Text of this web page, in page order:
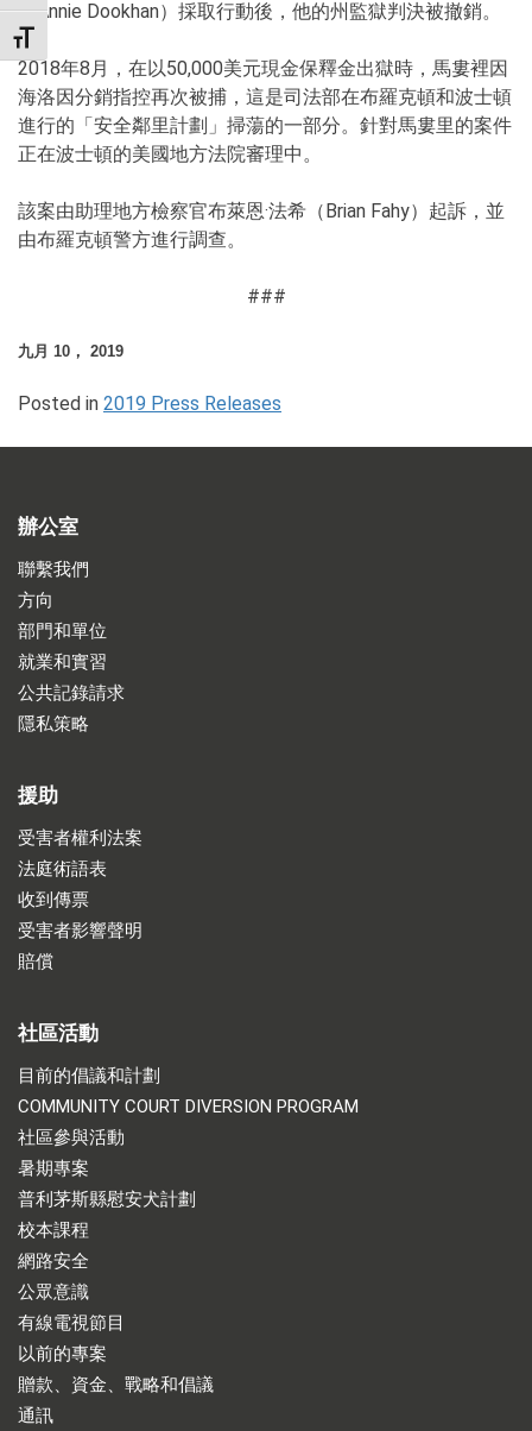
TOGGLE FONT SIZE
（Annie Dookhan）採取行動後，他的州監獄判決被撤銷。
2018年8月，在以50,000美元現金保釋金出獄時，馬婁裡因
海洛因分銷指控再次被捕，這是司法部在布羅克頓和波士頓
進行的「安全鄰里計劃」掃蕩的一部分。針對馬婁里的案件
正在波士頓的美國地方法院審理中。
該案由助理地方檢察官布萊恩·法希（Brian Fahy）起訴，並
由布羅克頓警方進行調查。
###
九月 10， 2019
Posted in 2019 Press Releases
辦公室
聯繫我們
方向
部門和單位
就業和實習
公共記錄請求
隱私策略
援助
受害者權利法案
法庭術語表
收到傳票
受害者影響聲明
賠償
社區活動
目前的倡議和計劃
COMMUNITY COURT DIVERSION PROGRAM
社區參與活動
暑期專案
普利茅斯縣慰安犬計劃
校本課程
網路安全
公眾意識
有線電視節目
以前的專案
贈款、資金、戰略和倡議
通訊